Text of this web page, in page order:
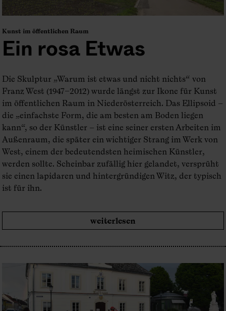
Kunst im öffentlichen Raum
Ein rosa Etwas
Die Skulptur „Warum ist etwas und nicht nichts“ von
Franz West (1947–2012) wurde längst zur Ikone für Kunst
im öffentlichen Raum in Niederösterreich. Das Ellipsoid –
die „einfachste Form, die am besten am Boden liegen
kann“, so der Künstler – ist eine seiner ersten Arbeiten im
Außenraum, die später ein wichtiger Strang im Werk von
West, einem der bedeutendsten heimischen Künstler,
werden sollte. Scheinbar zufällig hier gelandet, versprüht
sie einen lapidaren und hintergründigen Witz, der typisch
ist für ihn.
weiterlesen